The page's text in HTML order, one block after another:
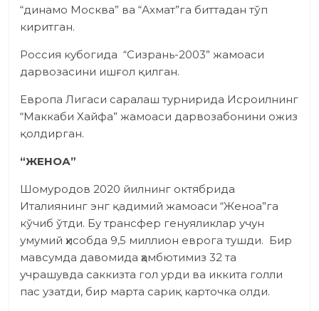
“динамо Москва” ва “Ахмат”га биттадан тўп
киритган.
Россия кубогида “Сизрань-2003” жамоаси
дарвозасини ишғол қилган.
Европа Лигаси саралаш турнирида Исроилнинг
“Маккаби Хайфа” жамоаси дарвозабонини ожиз
қолдирган.
“ЖЕНОА”
Шомуродов 2020 йилнинг октябрида
Италиянинг энг қадимий жамоаси “Женоа”га
кўчиб ўтди. Бу трансфер генуяликлар учун
умумий ҳисобда 9,5 миллион еврога тушди. Бир
мавсумда давомида ҳамбютимиз 32 та
учрашувда саккизта гол урди ва иккита голли
пас узатди, бир марта сариқ карточка олди.